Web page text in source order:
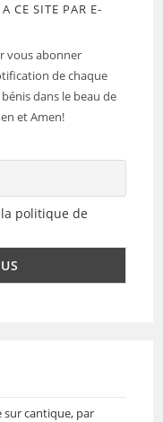
CE SITE PAR E-
vous abonner
de chaque
dans le beau de
et Amen!
politique de
sur cantique, par